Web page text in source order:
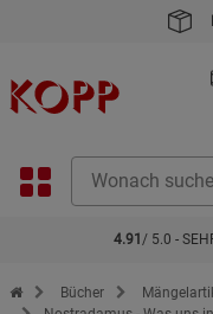
4.91 / 5.0 -
Zur Startseite des Kopp Verlag
Bücher